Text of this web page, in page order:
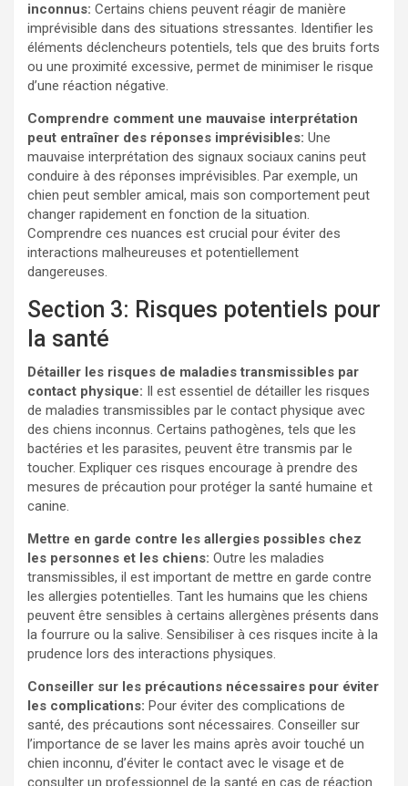
inconnus: Certains chiens peuvent réagir de manière
imprévisible dans des situations stressantes. Identifier les
éléments déclencheurs potentiels, tels que des bruits forts
ou une proximité excessive, permet de minimiser le risque
d’une réaction négative.
Comprendre comment une mauvaise interprétation
peut entraîner des réponses imprévisibles: Une
mauvaise interprétation des signaux sociaux canins peut
conduire à des réponses imprévisibles. Par exemple, un
chien peut sembler amical, mais son comportement peut
changer rapidement en fonction de la situation.
Comprendre ces nuances est crucial pour éviter des
interactions malheureuses et potentiellement
dangereuses.
Section 3: Risques potentiels pour
la santé
Détailler les risques de maladies transmissibles par
contact physique: Il est essentiel de détailler les risques
de maladies transmissibles par le contact physique avec
des chiens inconnus. Certains pathogènes, tels que les
bactéries et les parasites, peuvent être transmis par le
toucher. Expliquer ces risques encourage à prendre des
mesures de précaution pour protéger la santé humaine et
canine.
Mettre en garde contre les allergies possibles chez
les personnes et les chiens: Outre les maladies
transmissibles, il est important de mettre en garde contre
les allergies potentielles. Tant les humains que les chiens
peuvent être sensibles à certains allergènes présents dans
la fourrure ou la salive. Sensibiliser à ces risques incite à la
prudence lors des interactions physiques.
Conseiller sur les précautions nécessaires pour éviter
les complications: Pour éviter des complications de
santé, des précautions sont nécessaires. Conseiller sur
l’importance de se laver les mains après avoir touché un
chien inconnu, d’éviter le contact avec le visage et de
consulter un professionnel de la santé en cas de réaction